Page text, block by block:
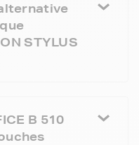
STYLUS
B 510